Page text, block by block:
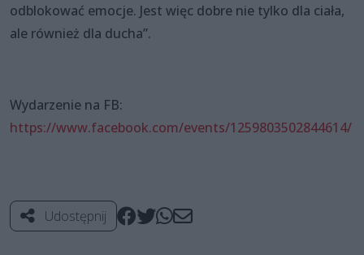
odblokować emocje. Jest więc dobre nie tylko dla ciała,
ale również dla ducha”.
Wydarzenie na FB:
https://www.facebook.com/events/1259803502844614/
Udostępnij